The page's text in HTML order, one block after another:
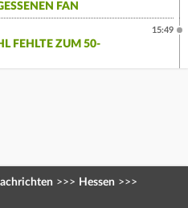
FAN
FEHLTE ZUM 50-
15:49
>>> Hessen >>>